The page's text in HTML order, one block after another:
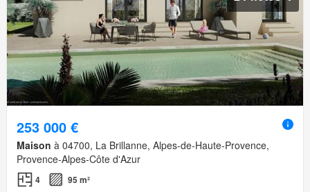
253 000 €
Maison à 04700, La Brillanne, Alpes-de-Haute-Provence,
Provence-Alpes-Côte d'Azur
4 95 m²